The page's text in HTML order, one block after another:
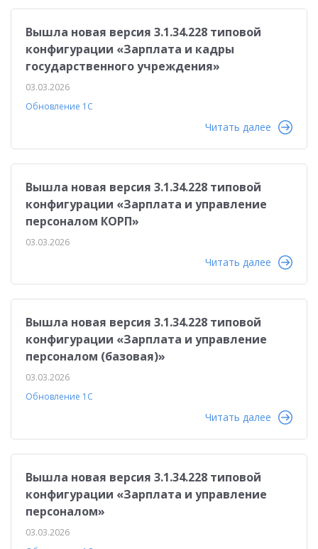
Вышла новая версия 3.1.34.228 типовой
конфигурации «Зарплата и кадры
государственного учреждения»
03.03.2026
Обновление 1С
Читать далее
Вышла новая версия 3.1.34.228 типовой
конфигурации «Зарплата и управление
персоналом КОРП»
03.03.2026
Читать далее
Вышла новая версия 3.1.34.228 типовой
конфигурации «Зарплата и управление
персоналом (базовая)»
03.03.2026
Обновление 1С
Читать далее
Вышла новая версия 3.1.34.228 типовой
конфигурации «Зарплата и управление
персоналом»
03.03.2026